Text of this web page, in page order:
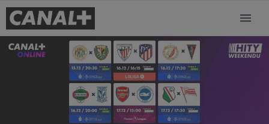
NAJLEPSZA KOSZYKARSKA LIGA
ŚWIATA!